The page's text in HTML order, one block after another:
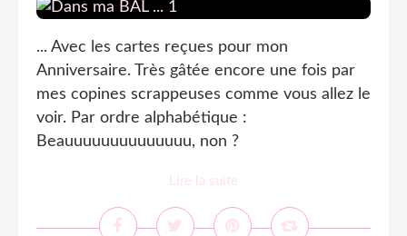
... Avec les cartes reçues pour mon
Anniversaire. Très gâtée encore une fois par
mes copines scrappeuses comme vous allez le
voir. Par ordre alphabétique :
Beauuuuuuuuuuuuuu, non ?
Lire la suite